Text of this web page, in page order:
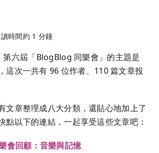
時間約 1 分鐘
第六屆「BlogBlog 同樂會」的主題是
這次一共有 96 位作者、110 篇文章投
文章整理成八大分類，還貼心地加上了
點以下的連結，一起享受這些文章吧：
會回顧：音樂與記憶